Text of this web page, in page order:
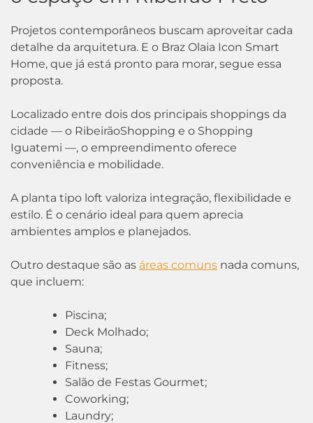
Projetos contemporâneos buscam aproveitar cada
detalhe da arquitetura. E o Braz Olaia Icon Smart
Home, que já está pronto para morar, segue essa
proposta.
Localizado entre dois dos principais shoppings da
cidade — o RibeirãoShopping e o Shopping
Iguatemi —, o empreendimento oferece
conveniência e mobilidade.
A planta tipo loft valoriza integração, flexibilidade e
estilo. É o cenário ideal para quem aprecia
ambientes amplos e planejados.
Outro destaque são as áreas comuns nada comuns,
que incluem:
Piscina;
Deck Molhado;
Sauna;
Fitness;
Salão de Festas Gourmet;
Coworking;
Laundry;